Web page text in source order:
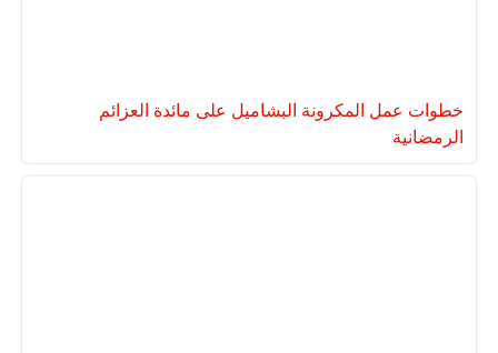
خطوات عمل المكرونة البشاميل على مائدة العزائم
الرمضانية